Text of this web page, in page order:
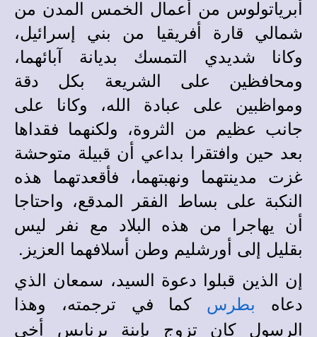
أبرياتولوس من أعمال الخمس المدن من
شمالي قارة أفريقيا من بني إسرائيل،
وكانا شديدي التمسك بديانة آبائهما،
ومحافظين على الشريعة بكل دقة
ومواظبين على عبادة الله، وكانا على
جانب عظيم من الثروة، ولكنهما فقداها
بعد حين وافتقرا بداعي أن قبيلة متوحشة
غزت مدينتهما ونهبتهما، فأقعدتهما هذه
النكبة على بساط الفقر المدقع، واحتاجا
أن يهاجرا من هذه البلاد مع نفر ليس
بقليل إلى أورشليم وطن أسلافهما العزيز.
إن الذين قبلوا دعوة السيد، سمعان الذي
دعاه
بطرس
كما في ترجمته، وهذا
الرسول كان تزوج بإبنة برنابس أخي